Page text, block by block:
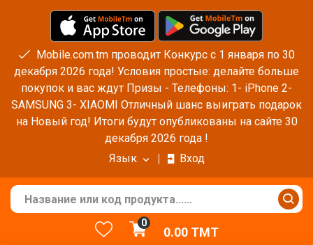
Mobile.com.tm проводит Конкурс с 1 января по 30
декабря 2026 года! Условия простые: делайте больше
покупок и вас ждут Призы - Телефоны: 1- iPhone 2-
SAMSUNG 3- XIAOMI Отличный шанс выиграть подарок
на Новый год! Итоги будут опубликованы на сайте 30
декабря 2026 года !
Язык
Вход
0
0.00TMT